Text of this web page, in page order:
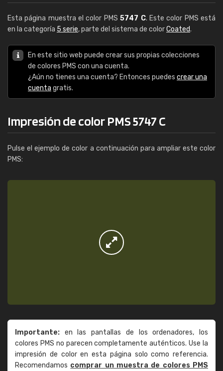
Esta página muestra el color PMS5747 C. Este color PMS está
en la categoría 5 serie, parte del sistema de colorCoated.
En este sitio web puede crear sus propias colecciones
de colores PMS con una cuenta.
¿Aún no tienes una cuenta? Entonces puedes crear una
cuenta gratis.
Impresión de color PMS 5747 C
Pulse el ejemplo de color a continuación para ampliar este color
PMS:
Importante: en las pantallas de los ordenadores, los
colores PMS no parecen completamente auténticos. Use la
impresión de color en esta página solo como referencia.
Recomendamos comprar un muestra de colores PMS